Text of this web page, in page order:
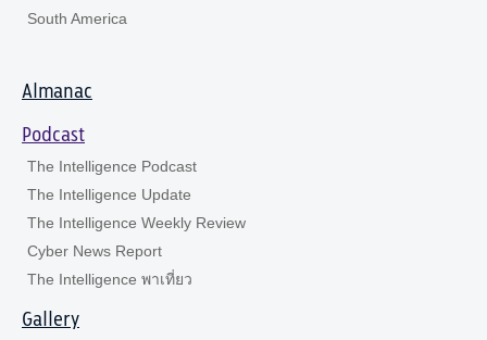
South America
Almanac
Podcast
The Intelligence Podcast
The Intelligence Update
The Intelligence Weekly Review
Cyber News Report
The Intelligence พาเที่ยว
Gallery